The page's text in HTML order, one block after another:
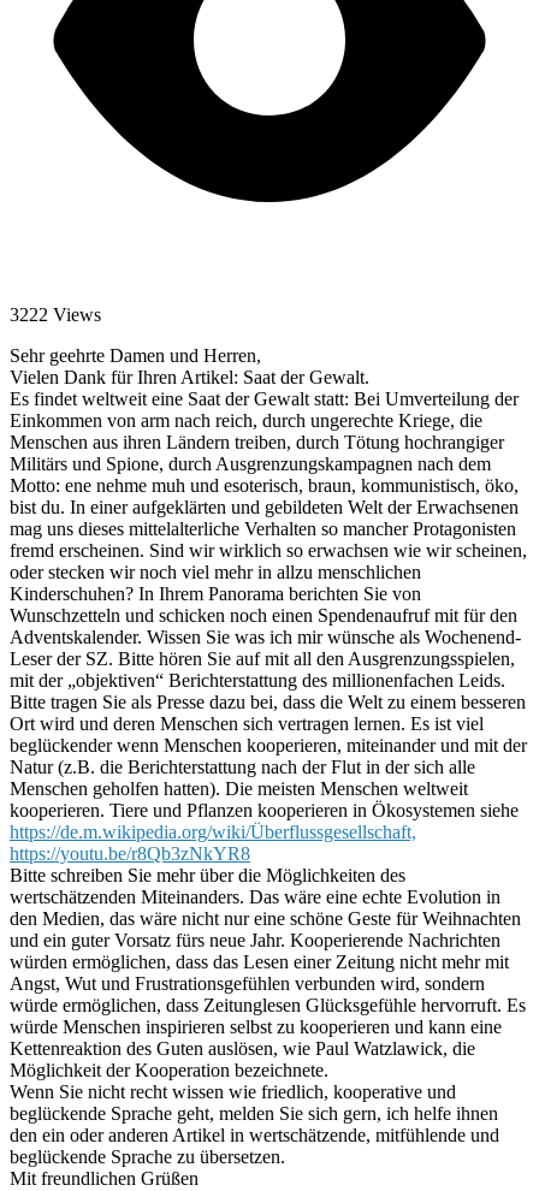
3222 Views
Sehr geehrte Damen und Herren,
Vielen Dank für Ihren Artikel: Saat der Gewalt.
Es findet weltweit eine Saat der Gewalt statt: Bei Umverteilung der
Einkommen von arm nach reich, durch ungerechte Kriege, die
Menschen aus ihren Ländern treiben, durch Tötung hochrangiger
Militärs und Spione, durch Ausgrenzungskampagnen nach dem
Motto: ene nehme muh und esoterisch, braun, kommunistisch, öko,
bist du. In einer aufgeklärten und gebildeten Welt der Erwachsenen
mag uns dieses mittelalterliche Verhalten so mancher Protagonisten
fremd erscheinen. Sind wir wirklich so erwachsen wie wir scheinen,
oder stecken wir noch viel mehr in allzu menschlichen
Kinderschuhen? In Ihrem Panorama berichten Sie von
Wunschzetteln und schicken noch einen Spendenaufruf mit für den
Adventskalender. Wissen Sie was ich mir wünsche als Wochenend-
Leser der SZ. Bitte hören Sie auf mit all den Ausgrenzungsspielen,
mit der „objektiven“ Berichterstattung des millionenfachen Leids.
Bitte tragen Sie als Presse dazu bei, dass die Welt zu einem besseren
Ort wird und deren Menschen sich vertragen lernen. Es ist viel
beglückender wenn Menschen kooperieren, miteinander und mit der
Natur (z.B. die Berichterstattung nach der Flut in der sich alle
Menschen geholfen hatten). Die meisten Menschen weltweit
kooperieren. Tiere und Pflanzen kooperieren in Ökosystemen siehe
https://de.m.wikipedia.org/wiki/Überflussgesellschaft,
https://youtu.be/r8Qb3zNkYR8
Bitte schreiben Sie mehr über die Möglichkeiten des
wertschätzenden Miteinanders. Das wäre eine echte Evolution in
den Medien, das wäre nicht nur eine schöne Geste für Weihnachten
und ein guter Vorsatz fürs neue Jahr. Kooperierende Nachrichten
würden ermöglichen, dass das Lesen einer Zeitung nicht mehr mit
Angst, Wut und Frustrationsgefühlen verbunden wird, sondern
würde ermöglichen, dass Zeitunglesen Glücksgefühle hervorruft. Es
würde Menschen inspirieren selbst zu kooperieren und kann eine
Kettenreaktion des Guten auslösen, wie Paul Watzlawick, die
Möglichkeit der Kooperation bezeichnete.
Wenn Sie nicht recht wissen wie friedlich, kooperative und
beglückende Sprache geht, melden Sie sich gern, ich helfe ihnen
den ein oder anderen Artikel in wertschätzende, mitfühlende und
beglückende Sprache zu übersetzen.
Mit freundlichen Grüßen